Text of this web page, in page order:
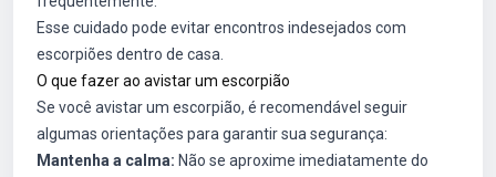
Esse cuidado pode evitar encontros indesejados com
escorpiões dentro de casa.
O que fazer ao avistar um escorpião
Se você avistar um escorpião, é recomendável seguir
algumas orientações para garantir sua segurança:
Mantenha a calma: Não se aproxime imediatamente do